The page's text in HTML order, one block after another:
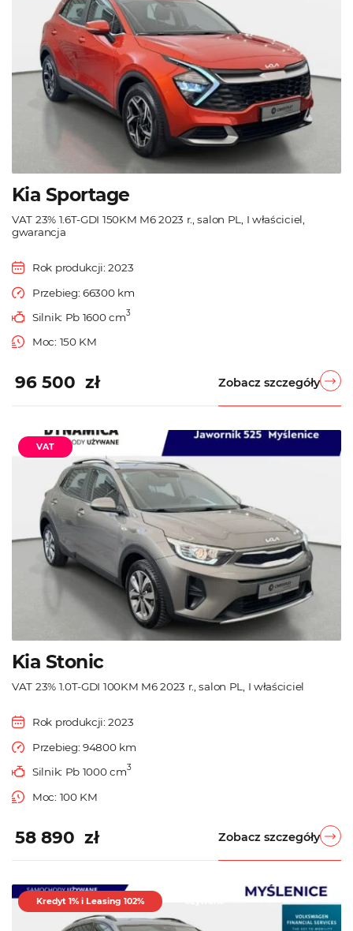
Kia Sportage
VAT 23% 1.6T-GDI 150KM M6 2023 r., salon PL, I właściciel,
gwarancja
Rok produkcji: 2023
Przebieg: 66300 km
Silnik: Pb 1600 cm3
Moc: 150 KM
96 500 zł Zobacz szczegóły
VAT Używane
Kia Stonic
VAT 23% 1.0T-GDI 100KM M6 2023 r., salon PL, I właściciel
Rok produkcji: 2023
Przebieg: 94800 km
Silnik: Pb 1000 cm3
Moc: 100 KM
58 890 zł Zobacz szczegóły
Kredyt 1% i Leasing 102%